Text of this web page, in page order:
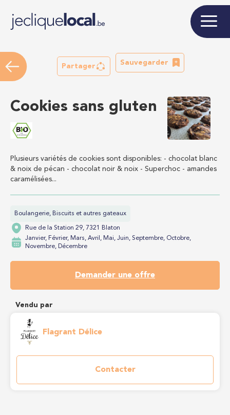
Partager
Sauvegarder
Cookies sans gluten
Plusieurs variétés de cookies sont disponibles: - chocolat blanc
& noix de pécan - chocolat noir & noix - Superchoc - amandes
caramélisées...
Boulangerie, Biscuits et autres gateaux
Rue de la Station 29, 7321 Blaton
Janvier, Février, Mars, Avril, Mai, Juin, Septembre, Octobre,
Novembre, Décembre
Demander une offre
Vendu par
Flagrant Délice
Contacter